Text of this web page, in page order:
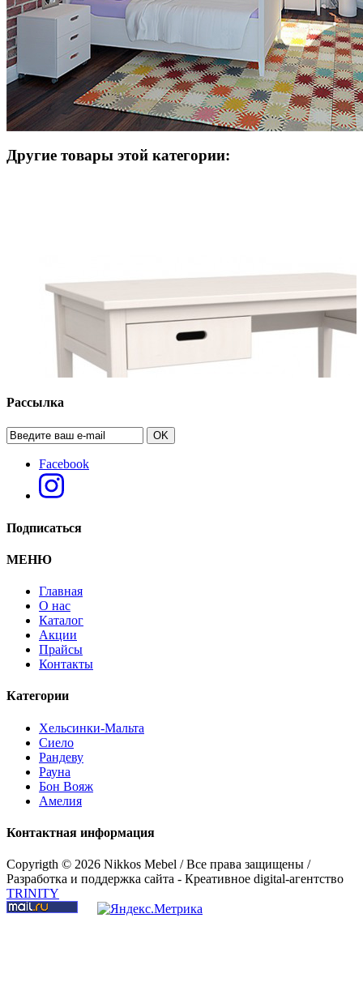
Другие товары этой категории:
Стол письменный "Сиело"
Рассылка
OK
Facebook
Подписаться
МЕНЮ
Главная
О нас
Каталог
Акции
Прайсы
Контакты
Категории
Хельсинки-Мальта
Сиело
Рандеву
Рауна
Бон Вояж
Амелия
Контактная информация
Copyrigth © 2026 Nikkos Mebel / Все права защищены /
Разработка и поддержка сайта - Креативное digital-агентство
TRINITY